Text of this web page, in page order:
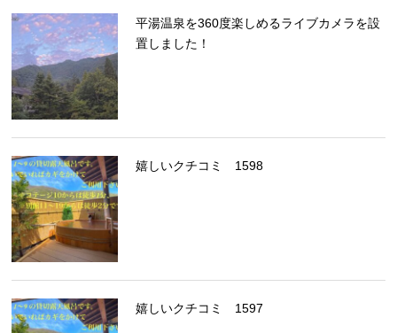
平湯温泉を360度楽しめるライブカメラを設
置しました！
嬉しいクチコミ 1598
嬉しいクチコミ 1597